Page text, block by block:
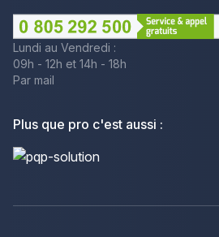
Lundi au Vendredi :
09h - 12h et 14h - 18h
Par mail
Plus que pro c'est aussi :